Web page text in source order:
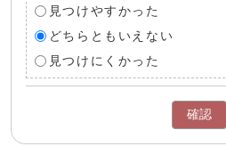
見つけやすかった
どちらともいえない
見つけにくかった
確認